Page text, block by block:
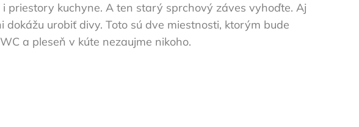
priestory kuchyne. A ten starý sprchový záves vyhoďte. Aj
urobiť divy. Toto sú dve miestnosti, ktorým bude
a pleseň v kúte nezaujme nikoho.